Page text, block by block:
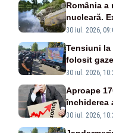
România a
nucleară.
vecine ne
30 iul. 2026,
Tensiuni la
folosit
Poporului
30 iul. 2026,
Aproape
închiderea
30 iul. 2026,